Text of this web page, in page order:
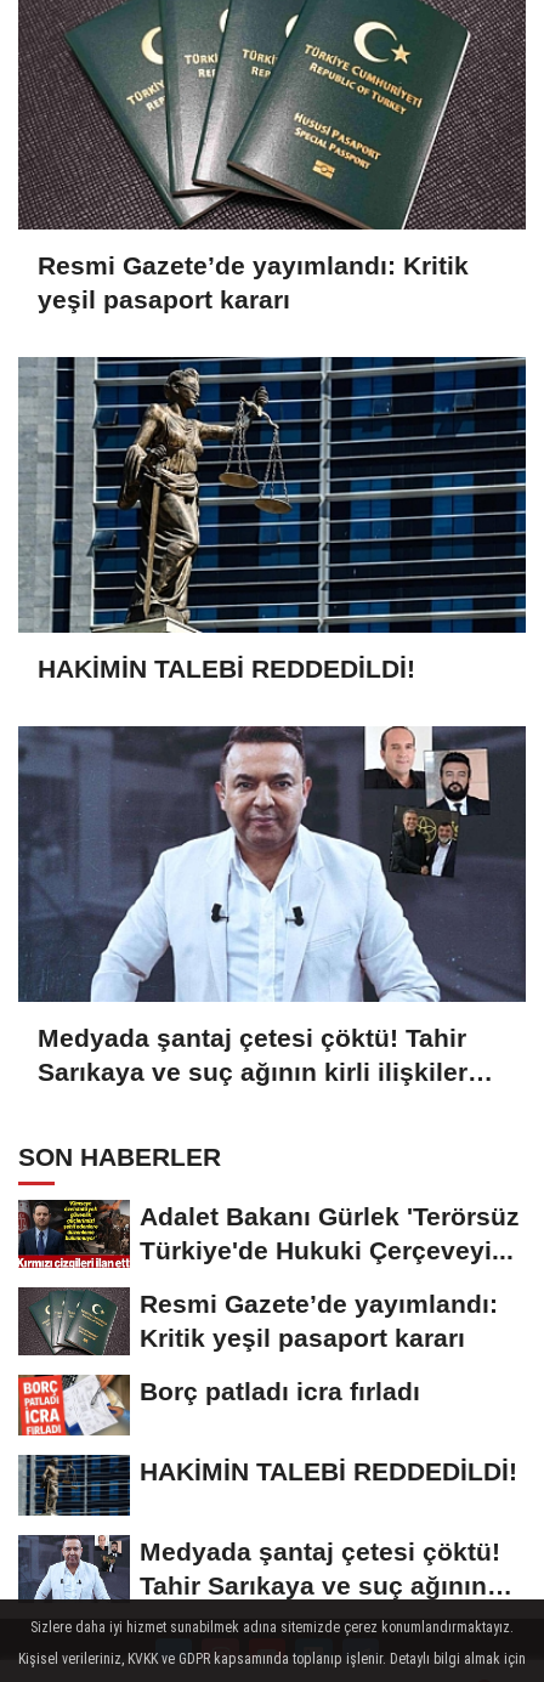
Resmi Gazete’de yayımlandı: Kritik
yeşil pasaport kararı
HAKİMİN TALEBİ REDDEDİLDİ!
Medyada şantaj çetesi çöktü! Tahir
Sarıkaya ve suç ağının kirli ilişkiler
SON HABERLER
Adalet Bakanı Gürlek 'Terörsüz
Türkiye'de Hukuki Çerçeveyi...
Resmi Gazete’de yayımlandı:
Kritik yeşil pasaport kararı
Borç patladı icra fırladı
HAKİMİN TALEBİ REDDEDİLDİ!
Medyada şantaj çetesi çöktü!
Tahir Sarıkaya ve suç ağının
kirli...
Sizlere daha iyi hizmet sunabilmek adına sitemizde çerez konumlandırmaktayız.
Kişisel verileriniz, KVKK ve GDPR kapsamında toplanıp işlenir. Detaylı bilgi almak için